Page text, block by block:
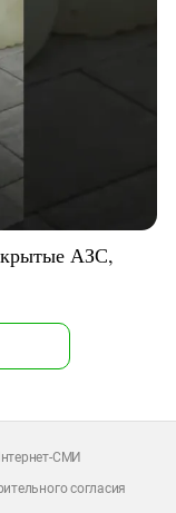
АЗС,
СМИ
согласия